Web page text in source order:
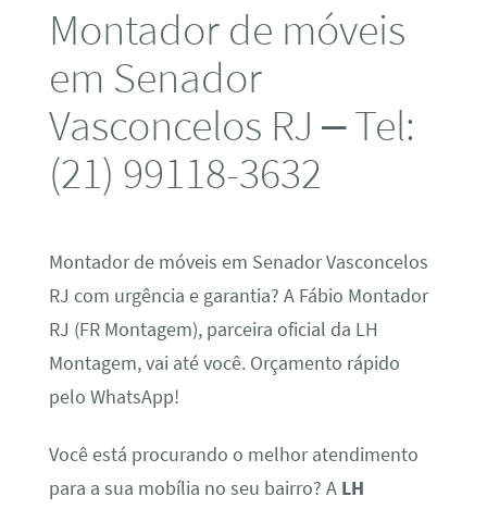
Montador de móveis
em Senador
Vasconcelos RJ – Tel:
(21) 99118-3632
Montador de móveis em Senador Vasconcelos
RJ com urgência e garantia? A Fábio Montador
RJ (FR Montagem), parceira oficial da LH
Montagem, vai até você. Orçamento rápido
pelo WhatsApp!
Você está procurando o melhor atendimento
para a sua mobília no seu bairro? A LH